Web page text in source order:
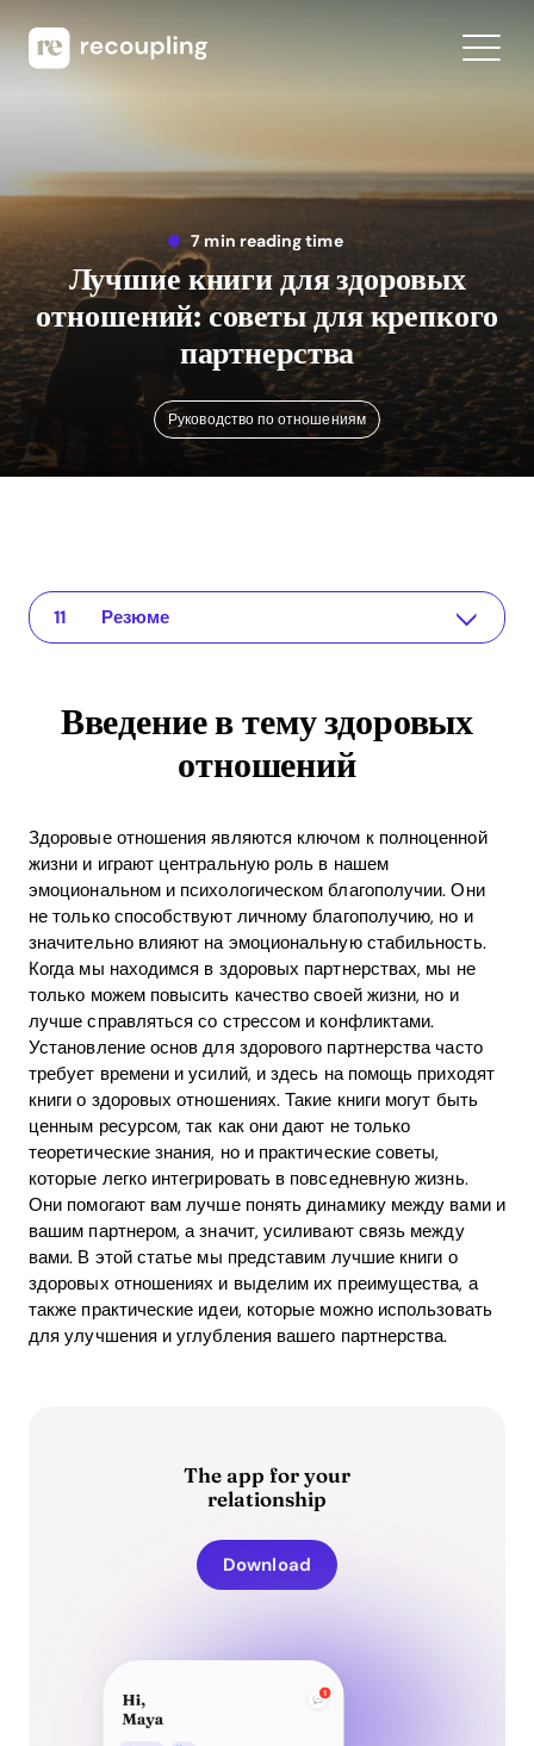
7 min reading time
Лучшие книги для здоровых
отношений: советы для крепкого
партнерства
Руководство по отношениям
Введение в тему здоровых отношений
The app for your relationship
Лучшие книги о здоровых отношениях
Связь между книгами и приложением Recoupling
Практические примеры применения полученных знаний
Преимущества ROI здоровых отношений
Часто задаваемые вопросы (FAQ)
Какие книги лучшие для пар?
Как может приложение Recoupling поддерживать книги?
Каковы практические преимущества здоровых отношений?
Резюме
Введение в тему здоровых
отношений
Здоровые отношения являются ключом к полноценной
жизни и играют центральную роль в нашем
эмоциональном и психологическом благополучии. Они
не только способствуют личному благополучию, но и
значительно влияют на эмоциональную стабильность.
Когда мы находимся в здоровых партнерствах, мы не
только можем повысить качество своей жизни, но и
лучше справляться со стрессом и конфликтами.
Установление основ для здорового партнерства часто
требует времени и усилий, и здесь на помощь приходят
книги о здоровых отношениях. Такие книги могут быть
ценным ресурсом, так как они дают не только
теоретические знания, но и практические советы,
которые легко интегрировать в повседневную жизнь.
Они помогают вам лучше понять динамику между вами и
вашим партнером, а значит, усиливают связь между
вами. В этой статье мы представим лучшие книги о
здоровых отношениях и выделим их преимущества, а
также практические идеи, которые можно использовать
для улучшения и углубления вашего партнерства.
The app for your
relationship
Download